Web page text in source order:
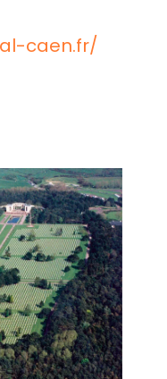
caen.fr/